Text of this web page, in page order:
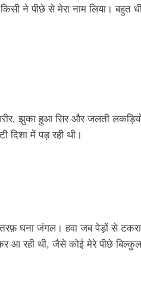
ने पीछे से मेरा नाम लिया। बहुत
झुका हुआ सिर और जलती
दिशा में पड़ रही थी।
तरफ़ घना जंगल। हवा जब पेड़ों से
आ रही थी, जैसे कोई मेरे पीछे